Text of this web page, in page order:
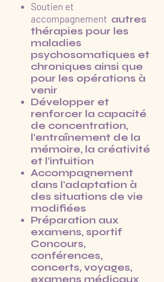
Soutien et
accompagnement autres
thérapies pour les
maladies
psychosomatiques et
chroniques ainsi que
pour les opérations à
venir
Développer et
renforcer la capacité
de concentration,
l'entraînement de la
mémoire, la créativité
et l'intuition
Accompagnement
dans l'adaptation à
des situations de vie
modifiées
Préparation aux
examens, sportif
Concours,
conférences,
concerts, voyages,
examens médicaux